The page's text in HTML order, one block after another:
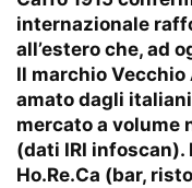
internazionale
all’estero che, ad
Il marchio Vecchio
amato dagli
mercato a volume
(dati IRI infoscan).
Ho.Re.Ca (bar,